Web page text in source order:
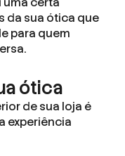
da sua ótica que
para quem
ótica
de sua loja é
experiência